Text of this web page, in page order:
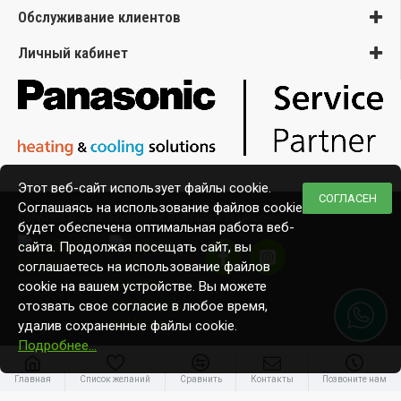
Обслуживание клиентов
Личный кабинет
Copyright © 2020, Ecomaja.lv. Все права защищены
Главная Список желаний Сравнить Контакты Позвоните нам
СОГЛАСЕН
Этот веб-сайт использует файлы cookie.
Соглашаясь на использование файлов cookie,
будет обеспечена оптимальная работа веб-
сайта. Продолжая посещать сайт, вы
соглашаетесь на использование файлов
cookie на вашем устройстве. Вы можете
отозвать свое согласие в любое время,
удалив сохраненные файлы cookie.
Подробнее…